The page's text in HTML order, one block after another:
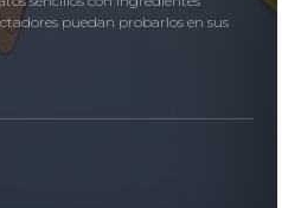
puedan probarlos en sus